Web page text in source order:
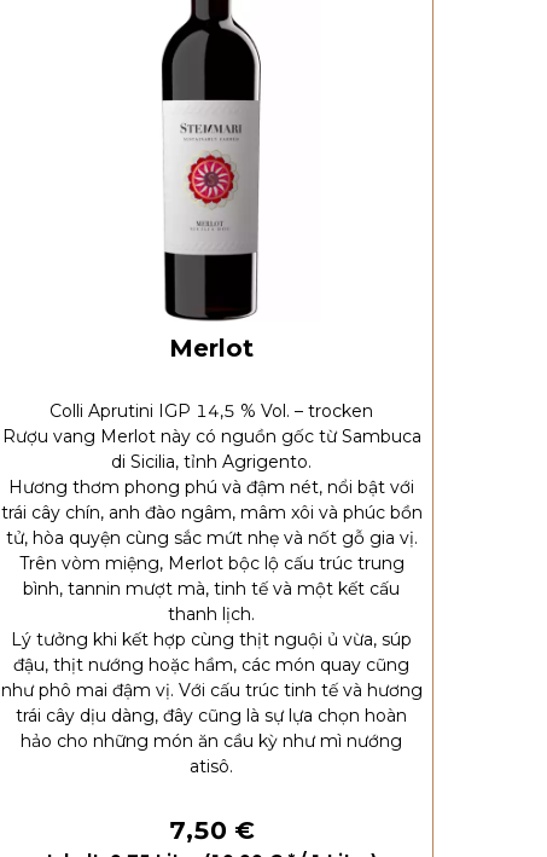
Merlot
Colli Aprutini IGP 14,5 % Vol. – trocken
Rượu vang Merlot này có nguồn gốc từ Sambuca
di Sicilia, tỉnh Agrigento.
Hương thơm phong phú và đậm nét, nổi bật với
trái cây chín, anh đào ngâm, mâm xôi và phúc bồn
tử, hòa quyện cùng sắc mứt nhẹ và nốt gỗ gia vị.
Trên vòm miệng, Merlot bộc lộ cấu trúc trung
bình, tannin mượt mà, tinh tế và một kết cấu
thanh lịch.
Lý tưởng khi kết hợp cùng thịt nguội ủ vừa, súp
đậu, thịt nướng hoặc hầm, các món quay cũng
như phô mai đậm vị. Với cấu trúc tinh tế và hương
trái cây dịu dàng, đây cũng là sự lựa chọn hoàn
hảo cho những món ăn cầu kỳ như mì nướng
atisô.
7,50 €